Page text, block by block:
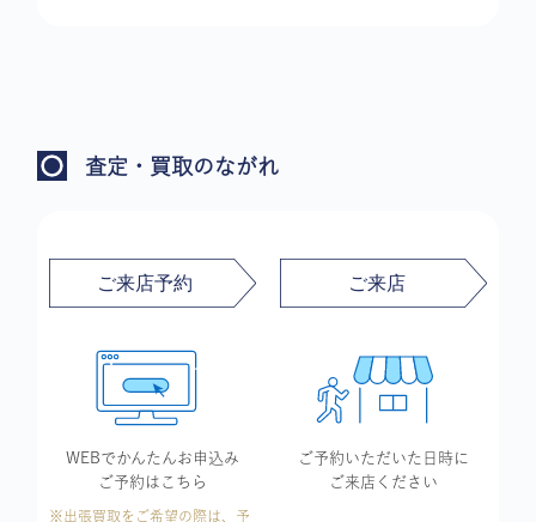
査定・買取のながれ
WEBでかんたんお申込み
ご予約はこちら
※出張買取をご希望の際は、予
ご予約いただいた 日時に
ご来店ください